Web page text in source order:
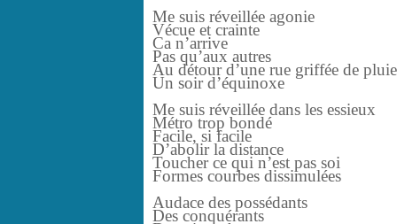
Me suis réveillée agonie
Vécue et crainte
Ca n’arrive
Pas qu’aux autres
Au détour d’une rue griffée de pluie
Un soir d’équinoxe
Me suis réveillée dans les essieux
Métro trop bondé
Facile, si facile
D’abolir la distance
Toucher ce qui n’est pas soi
Formes courbes dissimulées
Audace des possédants
Des conquérants